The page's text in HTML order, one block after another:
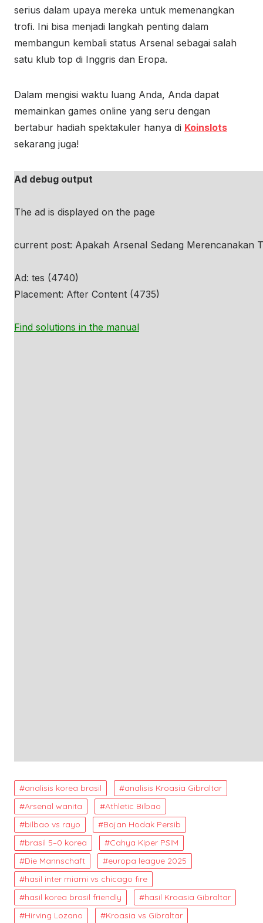
serius dalam upaya mereka untuk memenangkan
trofi. Ini bisa menjadi langkah penting dalam
membangun kembali status Arsenal sebagai salah
satu klub top di Inggris dan Eropa.
Dalam mengisi waktu luang Anda, Anda dapat
memainkan games online yang seru dengan
bertabur hadiah spektakuler hanya di Koinslots
sekarang juga!
Ad debug output
The ad is displayed on the page
current post: Apakah Arsenal Sedang Merencanakan
Ad: tes (4740)
Placement: After Content (4735)
Find solutions in the manual
analisis korea brasil
analisis Kroasia Gibraltar
Arsenal wanita
Athletic Bilbao
bilbao vs rayo
Bojan Hodak Persib
brasil 5–0 korea
Cahya Kiper PSIM
Die Mannschaft
europa league 2025
hasil inter miami vs chicago fire
hasil korea brasil friendly
hasil Kroasia Gibraltar
Hirving Lozano
Kroasia vs Gibraltar